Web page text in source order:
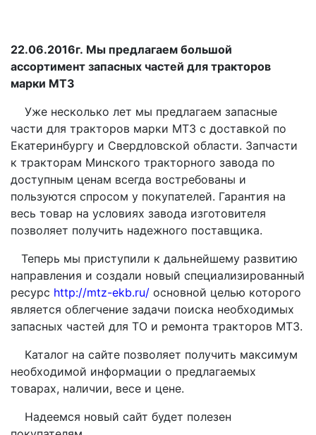
22.06.2016г. Мы предлагаем большой
ассортимент запасных частей для тракторов
марки МТЗ
Уже несколько лет мы предлагаем запасные
части для тракторов марки МТЗ с доставкой по
Екатеринбургу и Свердловской области. Запчасти
к тракторам Минского тракторного завода по
доступным ценам всегда востребованы и
пользуются спросом у покупателей. Гарантия на
весь товар на условиях завода изготовителя
позволяет получить надежного поставщика.
Теперь мы приступили к дальнейшему развитию
направления и создали новый специализированный
ресурс http://mtz-ekb.ru/ основной целью которого
является облегчение задачи поиска необходимых
запасных частей для ТО и ремонта тракторов МТЗ.
Каталог на сайте позволяет получить максимум
необходимой информации о предлагаемых
товарах, наличии, весе и цене.
Надеемся новый сайт будет полезен